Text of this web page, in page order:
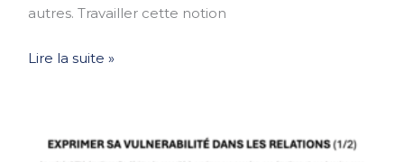
autres. Travailler cette notion
Lire la suite »